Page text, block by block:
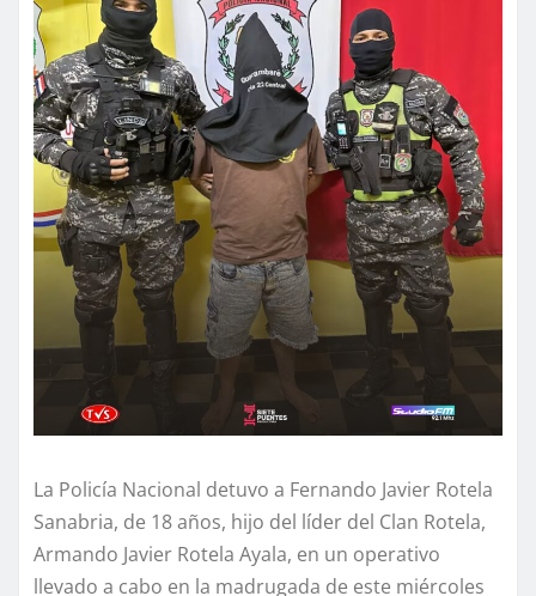
La Policía Nacional detuvo a Fernando Javier Rotela
Sanabria, de 18 años, hijo del líder del Clan Rotela,
Armando Javier Rotela Ayala, en un operativo
llevado a cabo en la madrugada de este miércoles